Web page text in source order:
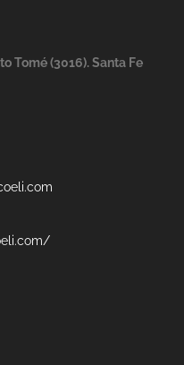
Tomé (3016). Santa Fe